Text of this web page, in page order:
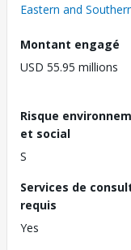
Eastern and
Montant engagé
USD 55.95 millions
Risque
et social
S
Services de
requis
Yes